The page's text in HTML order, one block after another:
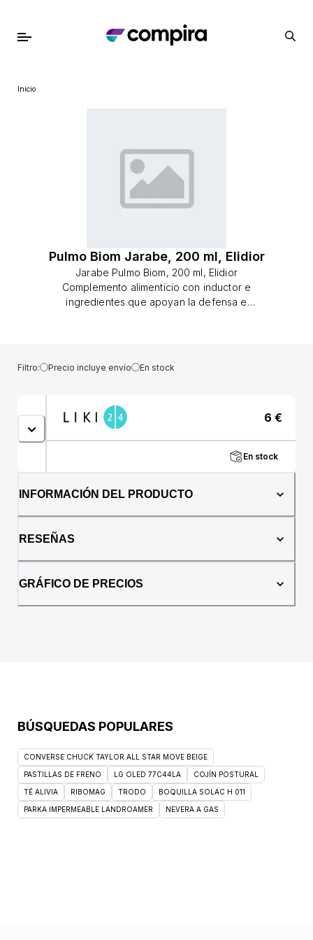
Inicio
Pulmo Biom Jarabe, 200 ml, Elidior
Jarabe Pulmo Biom, 200 ml, Elidior
Complemento alimenticio con inductor e
ingredientes que apoyan la defensa e
recomendación del especialista. El jarabe se
puede tomar tal cual o diluido en unos 100 ml
recomendadas para el consumo
diario.Contraindicaciones: Posibles alergias o
ingredientes.Composición: Espino cerval
(Hippophae rhamnoides) Amapola (Rosa
(Allium ursinum)Presentación: 200ml
Filtro: Precio incluye envío En stock
6 €
En stock
INFORMACIÓN DEL PRODUCTO
RESEÑAS
GRÁFICO DE PRECIOS
BÚSQUEDAS POPULARES
CONVERSE CHUCK TAYLOR ALL STAR MOVE BEIGE
PASTILLAS DE FRENO LG OLED 77C44LA COJÍN POSTURAL
TÉ ALIVIA RIBOMAG TRODO BOQUILLA SOLAC H 011
PARKA IMPERMEABLE LANDROAMER NEVERA A GAS